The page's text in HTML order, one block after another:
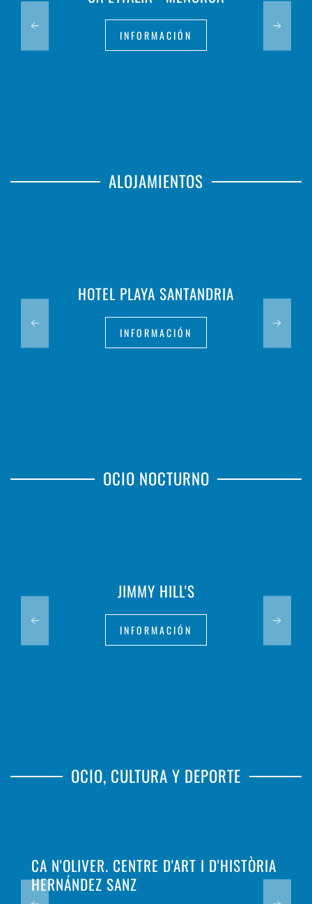
INFORMACIÓN
ALOJAMIENTOS
HOTEL PLAYA SANTANDRIA
INFORMACIÓN
OCIO NOCTURNO
JIMMY HILL'S
INFORMACIÓN
OCIO, CULTURA Y DEPORTE
CA N'OLIVER. CENTRE D'ART I D'HISTÒRIA
HERNÁNDEZ SANZ